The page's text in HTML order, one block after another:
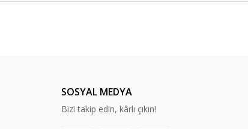
SOSYAL MEDYA
Bizi takip edin, kârlı çıkın!